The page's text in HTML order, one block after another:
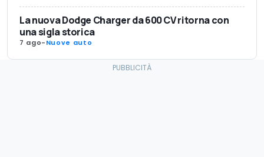
La nuova Dodge Charger da 600 CV ritorna con
una sigla storica
7 ago-Nuove auto